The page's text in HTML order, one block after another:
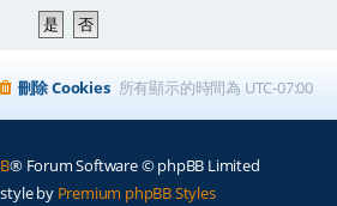
所有顯示的時間為 UTC-07:00
刪除 Cookies
® Forum Software © phpBB Limited
by Premium phpBB Styles